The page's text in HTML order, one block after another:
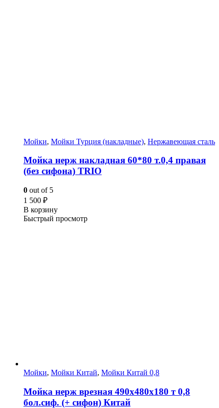
Мойки, Мойки Турция (накладные), Нержавеющая сталь
Мойка нерж накладная 60*80 т.0,4 правая
(без сифона) TRIO
0 out of 5
1 500 ₽
В корзину
Быстрый просмотр
Мойки, Мойки Китай, Мойки Китай 0,8
Мойка нерж врезная 490х480х180 т 0,8
бол.сиф. (+ сифон) Китай